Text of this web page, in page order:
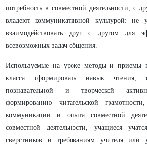
потребность в совместной деятельности, с
владеют коммуникативной культурой: не
взаимодействовать друг с другом для
всевозможных задач общения.
Используемые на уроке методы и приемы
класса сформировать навык
познавательной и творческой
формированию читательской
коммуникации и опыта совместной
совместной деятельности, учащиеся
сверстников и требованиям учителя или